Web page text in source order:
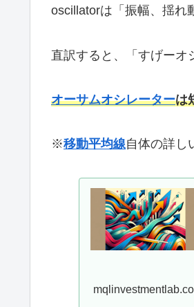
oscillatorは「振幅、揺れ
直訳すると、「すげーオ
オーサムオシレーターは
※移動平均線自体の詳し